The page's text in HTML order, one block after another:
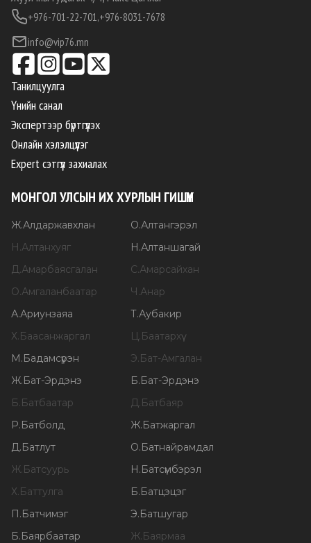
+976-701-22-701,+976-8031-7678
info@vip76.mn
Танилцуулга
Үнийн санал
Экспертээр бүртгүүлэх
Онлайн хэлэлцүүлэг
Expert сэтгүүл захиалах
МОНГОЛ УЛСЫН ИХ ХУРЛЫН ГИШҮҮН
Ж.Алдаржавхлан О.Алтангэрэл
Н.Алтанхуяг Н.Алтаншагай
Д.Амарбаясгалан С.Амарсайхан
О.Амгаланбаатар Ч.Анар
А.Ариунзаяа Т.Аубакир
Х.Баасанжаргал Ц.Баатархүү
М.Бадамсүрэн Э.Бат-Амгалан
Ж.Бат-Эрдэнэ Б.Бат-Эрдэнэ
Б.Батбаатар Д.Батбаяр
Р.Батболд Ж.Батжаргал
Д.Батлут О.Батнайрамдал
Ж.Батсуурь Н.Батсүмбэрэл
Х.Баттулга Б.Батцэцэг
П.Батчимэг Э.Батшугар
Б.Баярбаатар Ж.Баярмаа